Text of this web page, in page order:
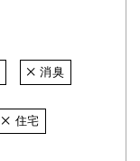
消臭
住宅